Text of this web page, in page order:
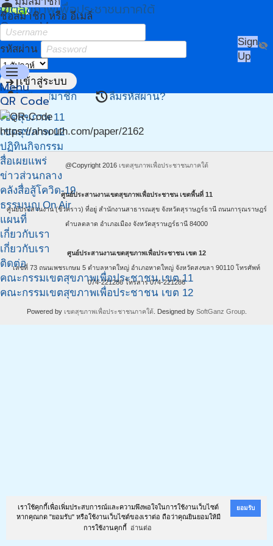
เราใช้คุกกี้เพื่อเพิ่มประสบการณ์และความพึงพอใจในการใช้งานเว็บไซต์
หากคุณกด "ยอมรับ" หรือใช้งานเว็บไซต์ของเราต่อ ถือว่าคุณยินยอมให้มี
การใช้งานคุกกี้
อ่านต่อ
ยอมรับ
เขตสุขภาพเพื่อประชาชนภาคใต้
Owner Menu
ชื่อสมาชิก หรือ อีเมล์
รหัสผ่าน visibility_off
loginเข้าสู่ระบบ
person_addสมัครสมาชิก restoreลืมรหัสผ่าน?
Sign
Up
menu
Menu
หน้าแรก
เขตสุขภาพ 11
เขตสุขภาพ 12
ปฏิทินกิจกรรม
สื่อเผยแพร่
ข่าวส่วนกลาง
คลังสื่อสู้โควิด-19
ธรรมนูญ On Air
แผนที่
เกี่ยวกับเรา
เกี่ยวกับเรา
ติดต่อ
คณะกรรมเขตสุขภาพเพื่อประชาชน เขต 11
คณะกรรมเขตสุขภาพเพื่อประชาชน เขต 12
QR Code
https://ahsouth.com/paper/2162
@Copyright 2016 เขตสุขภาพเพื่อประชาชนภาคใต้
ศูนย์ประสานงานเขตสุขภาพเพื่อประชาชน เขตพื้นที่ 11
ศูนย์ประสานงาน (ชั่วคราว) ที่อยู่ สำนักงานสาธารณสุข จังหวัดสุราษฎร์ธานี ถนนการุณราษฎร์
ตำบลตลาด อำเภอเมือง จังหวัดสุราษฎร์ธานี 84000
ศูนย์ประสานงานเขตสุขภาพเพื่อประชาชน เขต 12
เลขที่ 73 ถนนเพชรเกษม 5 ตำบลหาดใหญ่ อำเภอหาดใหญ่ จังหวัดสงขลา 90110 โทรศัพท์
074-221286 โทรสาร 074-221286
Powered by เขตสุขภาพเพื่อประชาชนภาคใต้. Designed by SoftGanz Group.